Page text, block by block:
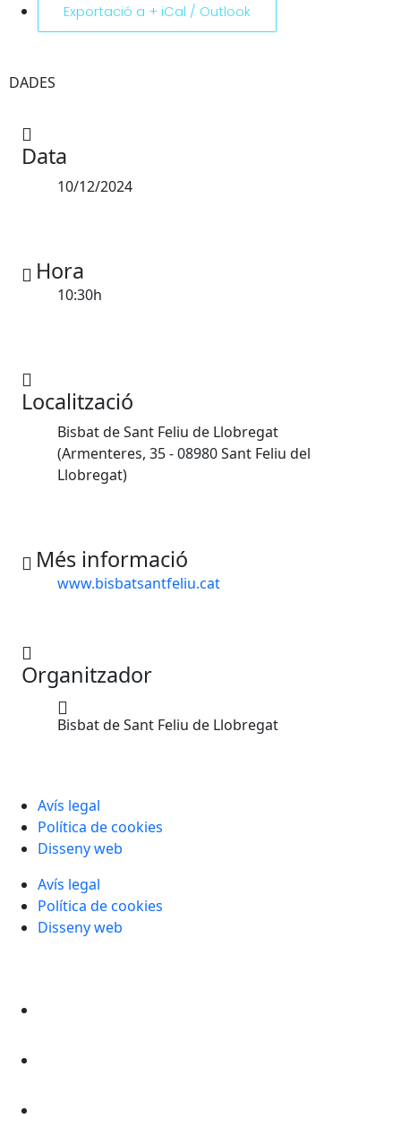
Exportació a + iCal / Outlook
DADES
Data
10/12/2024
Hora
10:30h
Localització
Bisbat de Sant Feliu de Llobregat
(Armenteres, 35 - 08980 Sant Feliu del
Llobregat)
Més informació
www.bisbatsantfeliu.cat
Organitzador
Bisbat de Sant Feliu de Llobregat
Avís legal
Política de cookies
Disseny web
Avís legal
Política de cookies
Disseny web